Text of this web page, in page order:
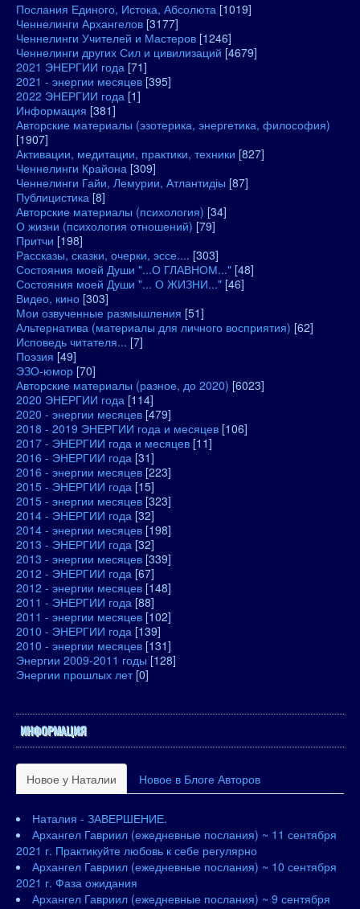
Послания Единого, Истока, Абсолюта [1019]
Ченнелинги Архангелов [3177]
Ченнелинги Учителей и Мастеров [1246]
Ченнелинги других Сил и цивилизаций [4679]
2021 ЭНЕРГИИ года [71]
2021 - энергии месяцев [395]
2022 ЭНЕРГИИ года [1]
Информация [381]
Авторские материалы (эзотерика, энергетика, философия)
[1907]
Активации, медитации, практики, техники [827]
Ченнелинги Крайона [309]
Ченнелинги Гайи, Лемурии, Атлантидіы [87]
Публицистика [8]
Авторские материалы (психология) [34]
О жизни (психология отношений) [79]
Притчи [198]
Рассказы, сказки, очерки, эссе.... [303]
Состояния моей Души "...О ГЛАВНОМ..." [48]
Состояния моей Души "... О ЖИЗНИ..." [46]
Видео, кино [303]
Мои озвученные размышления [51]
Альтернатива (материалы для личного восприятия) [62]
Исповедь читателя... [7]
Поэзия [49]
ЭЗО-юмор [70]
Авторские материалы (разное, до 2020) [6023]
2020 ЭНЕРГИИ года [114]
2020 - энергии месяцев [479]
2018 - 2019 ЭНЕРГИИ года и месяцев [106]
2017 - ЭНЕРГИИ года и месяцев [11]
2016 - ЭНЕРГИИ года [31]
2016 - энергии месяцев [223]
2015 - ЭНЕРГИИ года [15]
2015 - энергии месяцев [323]
2014 - ЭНЕРГИИ года [32]
2014 - энергии месяцев [198]
2013 - ЭНЕРГИИ года [32]
2013 - энергии месяцев [339]
2012 - ЭНЕРГИИ года [67]
2012 - энергии месяцев [148]
2011 - ЭНЕРГИИ года [88]
2011 - энергии месяцев [102]
2010 - ЭНЕРГИИ года [139]
2010 - энергии месяцев [131]
Энергии 2009-2011 годы [128]
Энергии прошлых лет [0]
ИНФОРМАЦИЯ
Новое у Наталии Новое в Блоге Авторов
Наталия - ЗАВЕРШЕНИЕ.
Архангел Гавриил (ежедневные послания) ~ 11 сентября
2021 г. Практикуйте любовь к себе регулярно
Архангел Гавриил (ежедневные послания) ~ 10 сентября
2021 г. Фаза ожидания
Архангел Гавриил (ежедневные послания) ~ 9 сентября